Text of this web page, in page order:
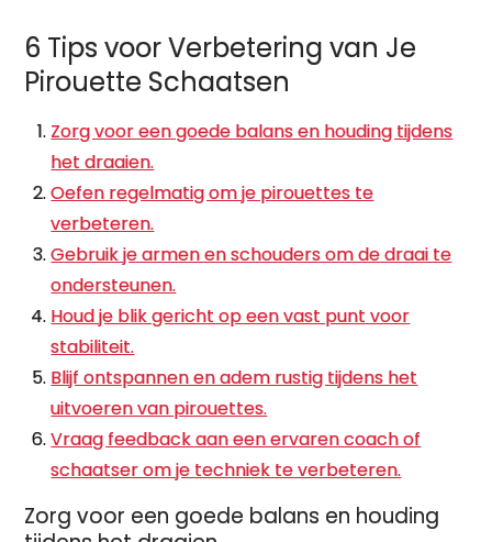
6 Tips voor Verbetering van Je
Pirouette Schaatsen
Zorg voor een goede balans en houding tijdens
het draaien.
Oefen regelmatig om je pirouettes te
verbeteren.
Gebruik je armen en schouders om de draai te
ondersteunen.
Houd je blik gericht op een vast punt voor
stabiliteit.
Blijf ontspannen en adem rustig tijdens het
uitvoeren van pirouettes.
Vraag feedback aan een ervaren coach of
schaatser om je techniek te verbeteren.
Zorg voor een goede balans en houding